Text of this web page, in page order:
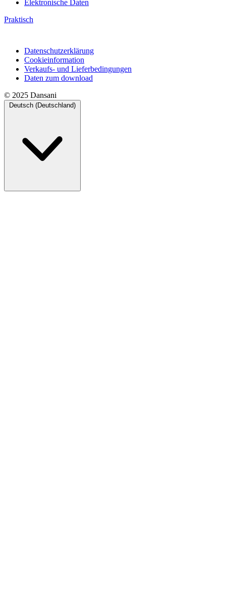
Pflegeanleitungen
Energielabel
Bestellformular
Praktisch
Datenschutzerklärung
Cookieinformation
Verkaufs- und Lieferbedingungen
Daten zum download
Deutsch (Deutschland)